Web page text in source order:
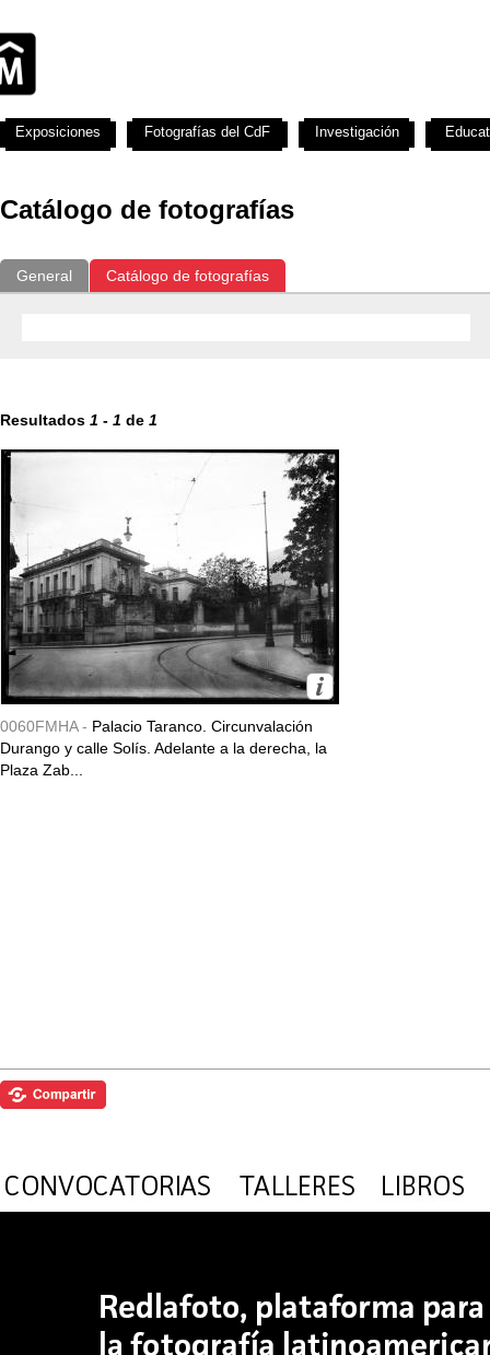
Catálogo de fotografías
General Catálogo de fotografías
Resultados 1 - 1 de 1
0060FMHA - Palacio Taranco. Circunvalación
Durango y calle Solís. Adelante a la derecha, la
Plaza Zab...
Exposiciones Fotografías del CdF Investigación